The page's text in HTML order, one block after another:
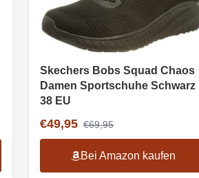
Skechers Bobs Squad Chaos
Damen Sportschuhe Schwarz
38 EU
€49,95 €69,95
Bei Amazon kaufen